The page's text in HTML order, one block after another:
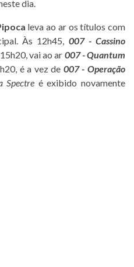
dia.
leva ao ar os títulos com
Às 12h45, 007 - Cassino
vai ao ar 007 - Quantum
é a vez de 007 - Operação
Spectre é exibido novamente